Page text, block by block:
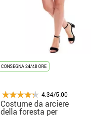
CONSEGNA 24/48 ORE
4.34/5.00
Costume da arciere
della foresta per